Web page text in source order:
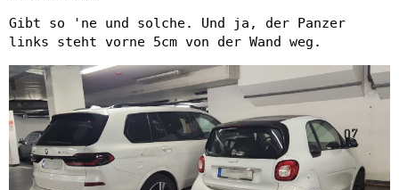
Gibt so 'ne und solche. Und ja, der Panzer
links steht vorne 5cm von der Wand weg.